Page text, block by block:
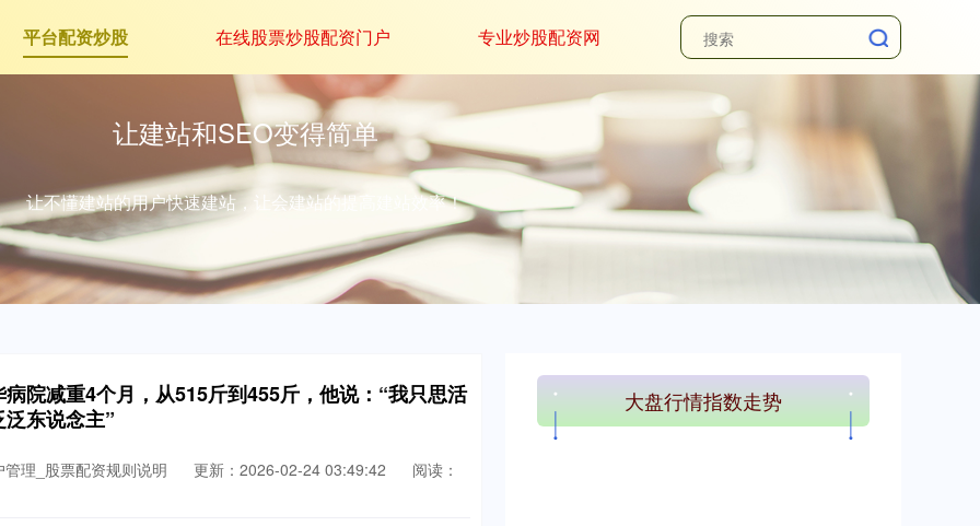
平台配资炒股 在线股票炒股配资门户 专业炒股配资网
让建站和SEO变得简单
让不懂建站的用户快速建站，让会建站的提高建站效率！
院减重4个月，从515斤到455斤，他说：“我只思活
泛东说念主”
理_股票配资规则说明 更新：2026-02-24 03:49:42 阅读：
大盘行情指数走势